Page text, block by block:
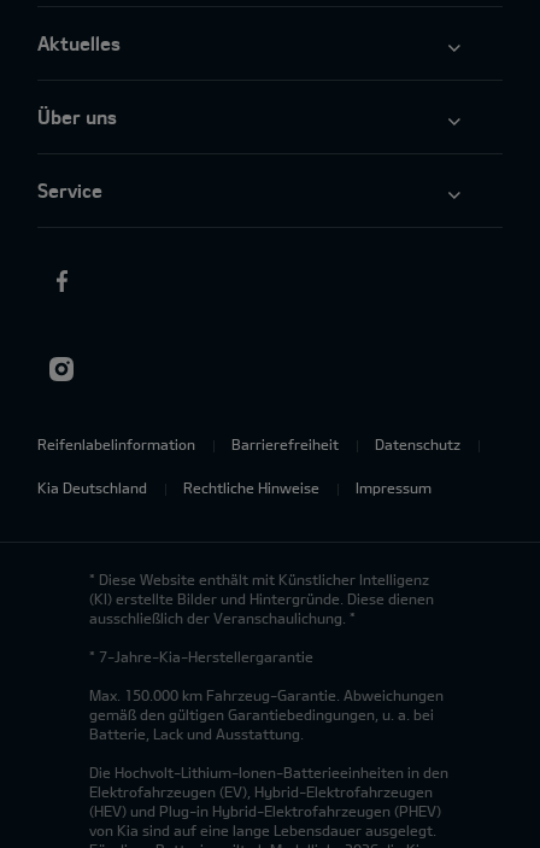
Aktuelles
Über uns
Service
Reifenlabelinformation Barrierefreiheit Datenschutz
Kia Deutschland Rechtliche Hinweise Impressum
* Diese Website enthält mit Künstlicher Intelligenz
(KI) erstellte Bilder und Hintergründe. Diese dienen
ausschließlich der Veranschaulichung. *
* 7-Jahre-Kia-Herstellergarantie
Max. 150.000 km Fahrzeug-Garantie. Abweichungen
gemäß den gültigen Garantiebedingungen, u. a. bei
Batterie, Lack und Ausstattung.
Die Hochvolt-Lithium-Ionen-Batterieeinheiten in den
Elektrofahrzeugen (EV), Hybrid-Elektrofahrzeugen
(HEV) und Plug-in Hybrid-Elektrofahrzeugen (PHEV)
von Kia sind auf eine lange Lebensdauer ausgelegt.